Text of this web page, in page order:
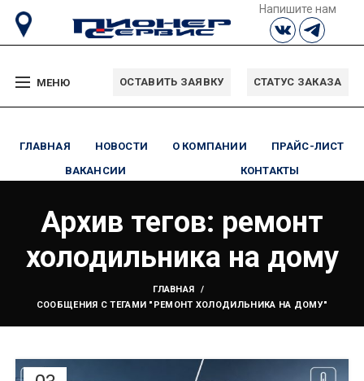
Напишите нам
МЕНЮ ОСТАВИТЬ ЗАЯВКУ СТАТУС ЗАКАЗА
ГЛАВНАЯ НОВОСТИ О КОМПАНИИ
ПРАЙС-ЛИСТ
ВАКАНСИИ
КОНТАКТЫ
Архив тегов: ремонт
холодильника на дому
ГЛАВНАЯ
СООБЩЕНИЯ С ТЕГАМИ "РЕМОНТ ХОЛОДИЛЬНИКА НА ДОМУ"